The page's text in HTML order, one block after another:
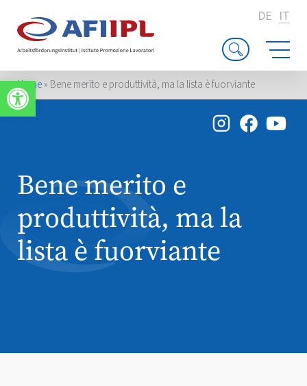
Apri la barra degli strumenti
DE IT
Home» Bene merito e produttività, ma la lista è fuorviante
Bene merito e
produttività, ma la
lista è fuorviante